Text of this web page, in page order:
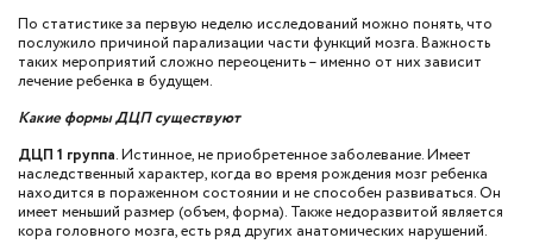
По статистике за первую неделю исследований можно понять, что
послужило причиной парализации части функций мозга. Важность
таких мероприятий сложно переоценить – именно от них зависит
лечение ребенка в будущем.
Какие формы ДЦП существуют
ДЦП 1 группа. Истинное, не приобретенное заболевание. Имеет
наследственный характер, когда во время рождения мозг ребенка
находится в пораженном состоянии и не способен развиваться. Он
имеет меньший размер (объем, форма). Также недоразвитой является
кора головного мозга, есть ряд других анатомических нарушений.